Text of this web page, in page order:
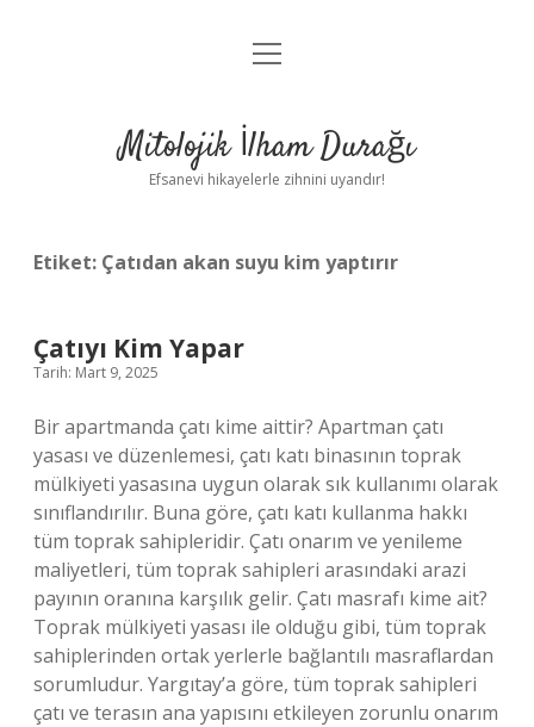
Anasayfa
Yasal Uyarı
menüyü
Mitolojik İlham Durağı
Efsanevi hikayelerle zihnini uyandır!
Etiket: Çatıdan akan suyu kim yaptırır
Çatıyı Kim Yapar
Tarih: Mart 9, 2025
Bir apartmanda çatı kime aittir? Apartman çatı
yasası ve düzenlemesi, çatı katı binasının toprak
mülkiyeti yasasına uygun olarak sık kullanımı olarak
sınıflandırılır. Buna göre, çatı katı kullanma hakkı
tüm toprak sahipleridir. Çatı onarım ve yenileme
maliyetleri, tüm toprak sahipleri arasındaki arazi
payının oranına karşılık gelir. Çatı masrafı kime ait?
Toprak mülkiyeti yasası ile olduğu gibi, tüm toprak
sahiplerinden ortak yerlerle bağlantılı masraflardan
sorumludur. Yargıtay’a göre, tüm toprak sahipleri
çatı ve terasın ana yapısını etkileyen zorunlu onarım